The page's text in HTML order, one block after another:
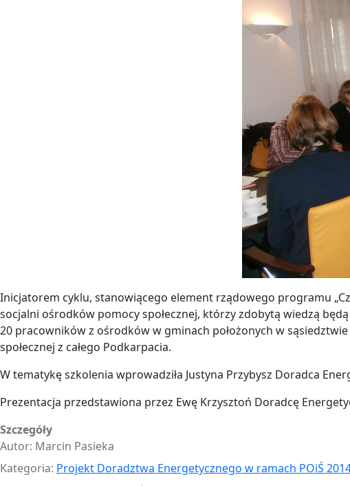
Inicjatorem cyklu, stanowiącego element rządowego programu
socjalni ośrodków pomocy społecznej, którzy zdobytą wiedzą
20 pracowników z ośrodków w gminach położonych w
społecznej z całego Podkarpacia.
W tematykę szkolenia wprowadziła Justyna Przybysz Doradca
Prezentacja przedstawiona przez Ewę Krzysztoń Doradcę
Szczegóły
Autor: Marcin Pasieka
Kategoria: Projekt Doradztwa Energetycznego w ramach POiŚ